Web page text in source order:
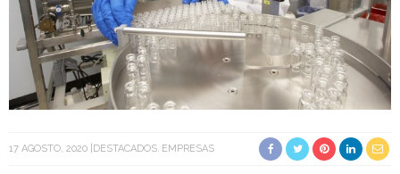
17 AGOSTO, 2020 DESTACADOS EMPRESAS